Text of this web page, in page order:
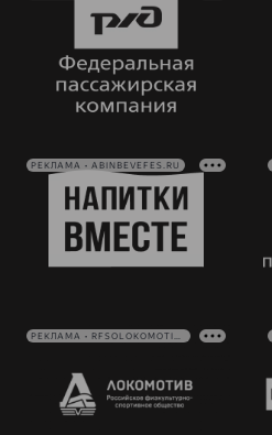
РЕКЛАМА • ABINBEVEFES.RU